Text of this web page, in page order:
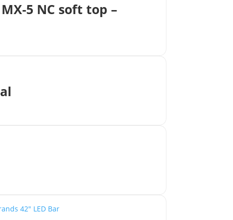
5 NC soft top –